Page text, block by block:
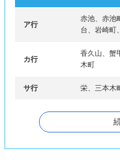
ア行
赤池、赤池
台、岩崎町
カ行
香久山、蟹
木町
サ行 栄、三本木
竹の山
野方町